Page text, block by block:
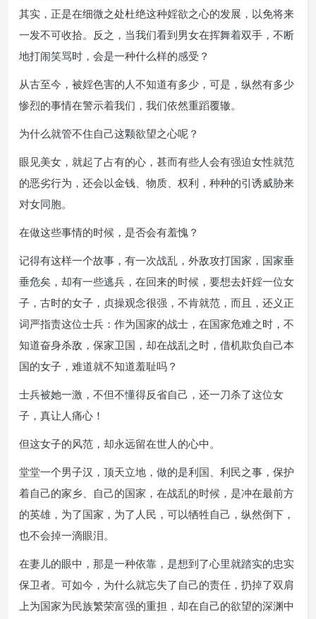
其实，正是在细微之处杜绝这种婬欲之心的发展，以免将来
一发不可收拾。反之，当我们看到男女在挥舞着双手，不断
地打闹笑骂时，会是一种什么样的感受？
从古至今，被婬色害的人不知道有多少，可是，纵然有多少
惨烈的事情在警示着我们，我们依然重蹈覆辙。
为什么就管不住自己这颗欲望之心呢？
眼见美女，就起了占有的心，甚而有些人会有强迫女性就范
的恶劣行为，还会以金钱、物质、权利，种种的引诱威胁来
对女同胞。
在做这些事情的时候，是否会有羞愧？
记得有这样一个故事，有一次战乱，外敌攻打国家，国家垂
垂危矣，却有一些逃兵，在回来的时候，要想去奸婬一位女
子，古时的女子，贞操观念很强，不肯就范，而且，还义正
词严指责这位士兵：作为国家的战士，在国家危难之时，不
知道奋身杀敌，保家卫国，却在战乱之时，借机欺负自己本
国的女子，难道就不知道羞耻吗？
士兵被她一激，不但不懂得反省自己，还一刀杀了这位女
子，真让人痛心！
但这女子的风范，却永远留在世人的心中。
堂堂一个男子汉，顶天立地，做的是利国、利民之事，保护
着自己的家乡、自己的国家，在战乱的时候，是冲在最前方
的英雄，为了国家，为了人民，可以牺牲自己，纵然倒下，
也不会掉一滴眼泪。
在妻儿的眼中，那是一种依靠，是想到了心里就踏实的忠实
保卫者。可如今，为什么就忘失了自己的责任，扔掉了双肩
上为国家为民族繁荣富强的重担，却在自己的欲望的深渊中